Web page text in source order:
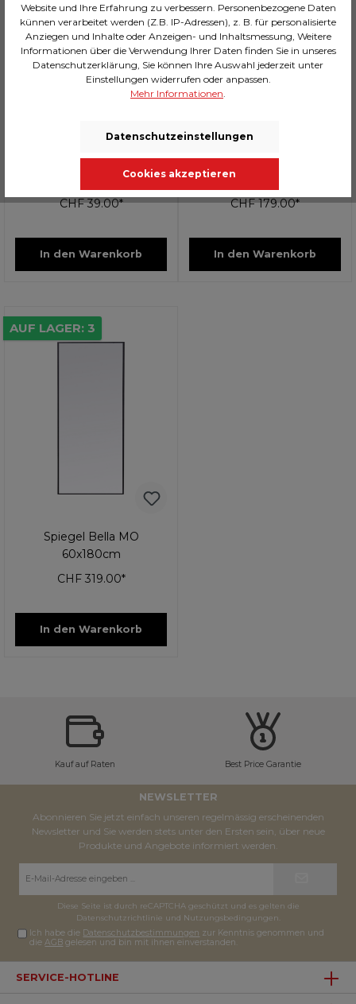
Kare Teamoutfit Krawatte
CHF 39.00*
In den Warenkorb
Spiegel Bella MO
CHF 179.00*
In den Warenkorb
AUF LAGER: 3
Spiegel Bella MO
60x180cm
CHF 319.00*
In den Warenkorb
Kauf auf Raten Best Price Garantie
NEWSLETTER
Abonnieren Sie jetzt einfach unseren regelmässig erscheinenden
Newsletter und Sie werden stets unter den Ersten sein, über neue
Produkte und Angebote informiert werden.
Diese Seite ist durch reCAPTCHA geschützt und es gelten die
Datenschutzrichtlinie und Nutzungsbedingungen
Ich habe die Datenschutzbestimmungen zur Kenntnis genommen und
dieAGB gelesen und bin mit ihnen einverstanden.
SERVICE-HOTLINE
Website und Ihre Erfahrung zu verbessern. Personenbezogene Daten
künnen verarbeitet werden (Z.B. IP-Adressen), z. B. für personalisierte
Anziegen und Inhalte oder Anzeigen- und Inhaltsmessung, Weitere
Informationen über die Verwendung Ihrer Daten finden Sie in unseres
Datenschutzerklärung, Sie können Ihre Auswahl jederzeit unter
Einstellungen widerrufen oder anpassen.
Mehr Informationen
Datenschutzeinstellungen
Cookies akzeptieren